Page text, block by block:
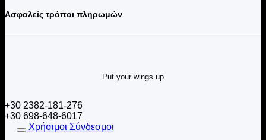
Ασφαλείς τρόποι πληρωμών
Put your wings up
+30 2382-181-276
+30 698-648-6017
Χρήσιμοι Σύνδεσμοι